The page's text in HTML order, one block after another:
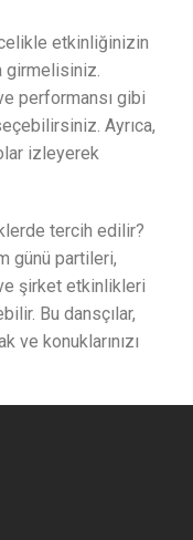
etkinliğinizin
girmelisiniz.
performansı gibi
Ayrıca,
izleyerek
tercih edilir?
günü partileri,
şirket etkinlikleri
Bu dansçılar,
konuklarınızı